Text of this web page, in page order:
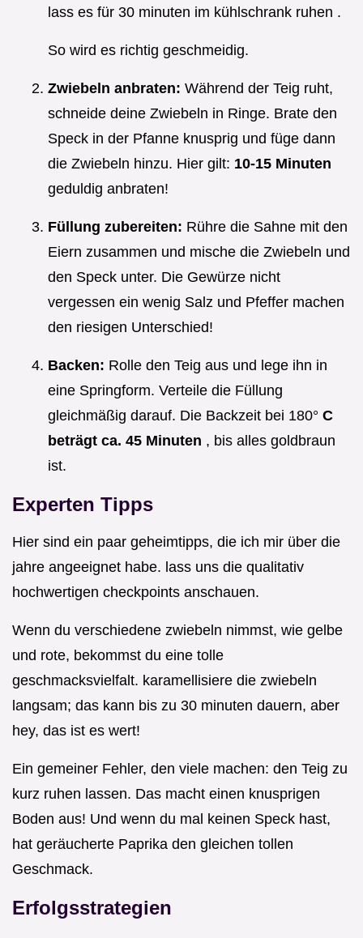
lass es für 30 minuten im kühlschrank ruhen .
So wird es richtig geschmeidig.
Zwiebeln anbraten: Während der Teig ruht,
schneide deine Zwiebeln in Ringe. Brate den
Speck in der Pfanne knusprig und füge dann
die Zwiebeln hinzu. Hier gilt: 10-15 Minuten
geduldig anbraten!
Füllung zubereiten: Rühre die Sahne mit den
Eiern zusammen und mische die Zwiebeln und
den Speck unter. Die Gewürze nicht
vergessen ein wenig Salz und Pfeffer machen
den riesigen Unterschied!
Backen: Rolle den Teig aus und lege ihn in
eine Springform. Verteile die Füllung
gleichmäßig darauf. Die Backzeit bei 180° C
beträgt ca. 45 Minuten , bis alles goldbraun
ist.
Experten Tipps
Hier sind ein paar geheimtipps, die ich mir über die
jahre angeeignet habe. lass uns die qualitativ
hochwertigen checkpoints anschauen.
Wenn du verschiedene zwiebeln nimmst, wie gelbe
und rote, bekommst du eine tolle
geschmacksvielfalt. karamellisiere die zwiebeln
langsam; das kann bis zu 30 minuten dauern, aber
hey, das ist es wert!
Ein gemeiner Fehler, den viele machen: den Teig zu
kurz ruhen lassen. Das macht einen knusprigen
Boden aus! Und wenn du mal keinen Speck hast,
hat geräucherte Paprika den gleichen tollen
Geschmack.
Erfolgsstrategien